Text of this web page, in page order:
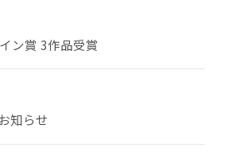
ン賞 3作品受賞
知らせ